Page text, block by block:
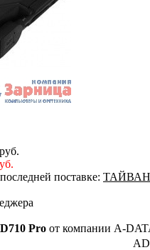
поставке:
Pro от компании A-